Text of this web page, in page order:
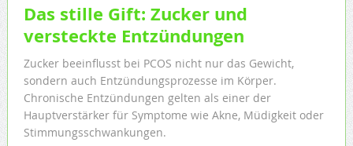
Das stille Gift: Zucker und
versteckte Entzündungen
Zucker beeinflusst bei PCOS nicht nur das Gewicht,
sondern auch Entzündungsprozesse im Körper.
Chronische Entzündungen gelten als einer der
Hauptverstärker für Symptome wie Akne, Müdigkeit oder
Stimmungsschwankungen.